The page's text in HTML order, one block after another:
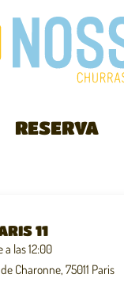
RESERVA
11
las 12:00
Charonne, 75011 Paris